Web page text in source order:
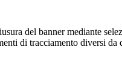
del banner mediante
di tracciamento diversi da